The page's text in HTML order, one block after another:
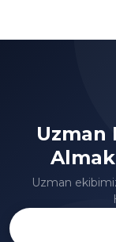
Uzman
Uzman